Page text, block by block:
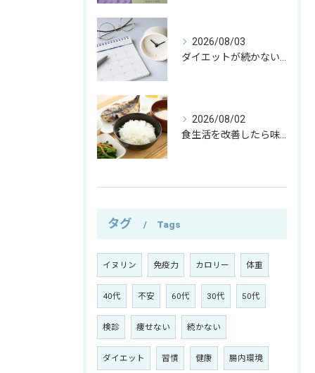
2026/08/03
2026/08/02
タグ Tags
イヌリン 免疫力 カロリー 体重
40代 不安 60代 30代 50代
検診 痩せない 続かない
ダイエット 習慣 健康 腸内環境